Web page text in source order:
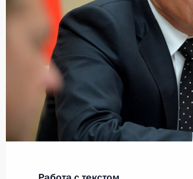
Все материалы
Послания Федеральному
Заявления по
Совещания, заседания,
Речи и обращения